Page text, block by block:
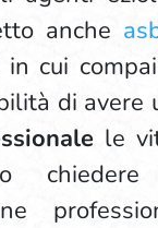
anche
cui
di avere
le